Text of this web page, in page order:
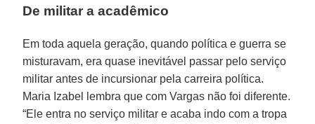
De militar a acadêmico
Em toda aquela geração, quando política e guerra se
misturavam, era quase inevitável passar pelo serviço
militar antes de incursionar pela carreira política.
Maria Izabel lembra que com Vargas não foi diferente.
“Ele entra no serviço militar e acaba indo com a tropa